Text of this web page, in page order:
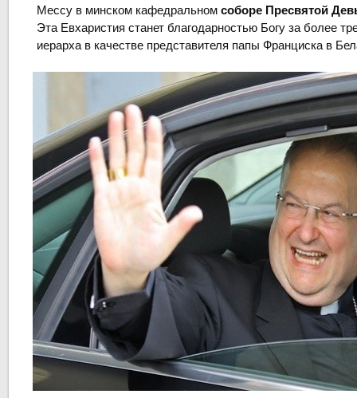
Мессу в минском кафедральном соборе Пресвятой
Эта Евхаристия станет благодарностью Богу за более
иерарха в качестве представителя папы Франциска в